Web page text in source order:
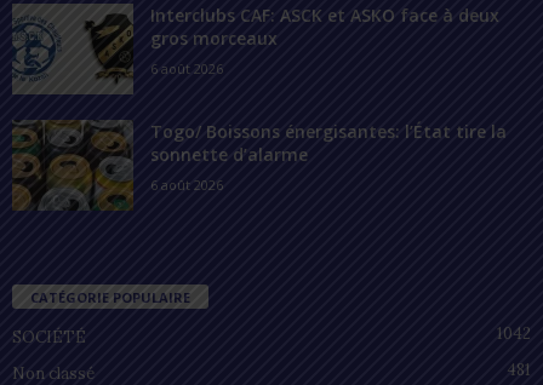
Interclubs CAF: ASCK et ASKO face à deux
gros morceaux
6 août 2026
Togo/ Boissons énergisantes: l’État tire la
sonnette d’alarme
6 août 2026
CATÉGORIE POPULAIRE
SOCIÉTÉ
1042
Non classé
481